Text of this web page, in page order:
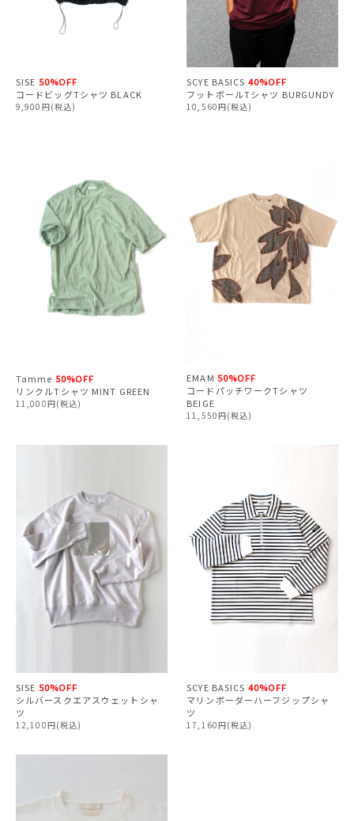
SISE 50%OFF
コードビッグTシャツ BLACK
9,900円(税込)
SCYE BASICS 40%OFF
フットボールTシャツ BURGUNDY
10,560円(税込)
Tamme 50%OFF
リンクルTシャツ MINT GREEN
11,000円(税込)
EMAM 50%OFF
コードパッチワークTシャツ
BEIGE
11,550円(税込)
SISE 50%OFF
シルバースクエアスウェットシャ
ツ
12,100円(税込)
SCYE BASICS 40%OFF
マリンボーダーハーフジップシャ
ツ
17,160円(税込)